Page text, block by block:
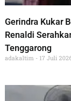
Gerindra Kukar
Renaldi
Tenggarong
adakaltim 17 Juli